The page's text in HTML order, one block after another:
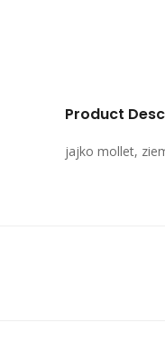
Product
jajko mollet,